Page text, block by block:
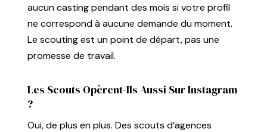
aucun casting pendant des mois si votre profil
ne correspond à aucune demande du moment.
Le scouting est un point de départ, pas une
promesse de travail.
Les Scouts Opèrent-Ils Aussi Sur Instagram
?
Oui, de plus en plus. Des scouts d’agences